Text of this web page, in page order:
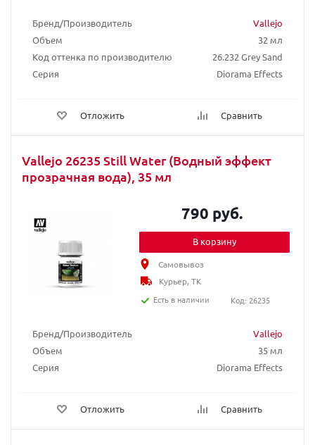
Бренд/Производитель
Vallejo
Объем
32 мл
Код оттенка по производителю
26.232 Grey Sand
Серия
Diorama Effects
Отложить Сравнить
Vallejo 26235 Still Water (Водный эффект
прозрачная вода), 35 мл
Бренд/Производитель
Vallejo
Объем
35 мл
Серия
Diorama Effects
Отложить Сравнить
790 руб.
В корзину
Самовывоз
Курьер, ТК
Есть в наличии
Код: 26235